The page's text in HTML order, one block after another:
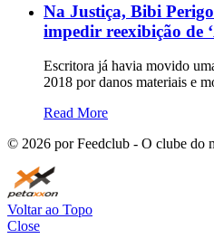
Na Justiça, Bibi
impedir reexibição de
Escritora já havia movido
2018 por danos materiais e
Read More
© 2026 por Feedclub - O clube do
Voltar ao Topo
Close